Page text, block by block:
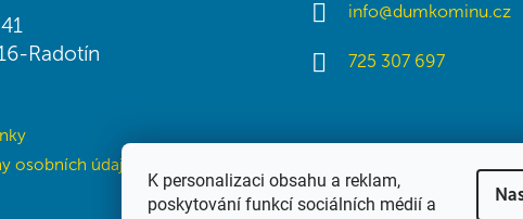
K personalizaci obsahu a reklam,
poskytování funkcí sociálních médií a
Radotín
osobních údajů (GDPR)
info@dumkominu.cz
725 307 697